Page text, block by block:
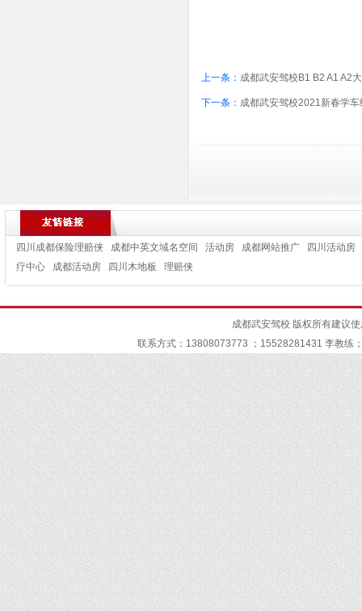
上一条： 成都武安驾校B1 B2 A1 A2
下一条： 成都武安驾校2021新春学
四川成都保险理赔侠 成都中英文域名空间 活动房 成都网站推广
四川活动房
疗中心
成都活动房 四川木地板 理赔侠
成都武安驾校 版权所有建议
联系方式：13808073773 ；15528281431 李教练